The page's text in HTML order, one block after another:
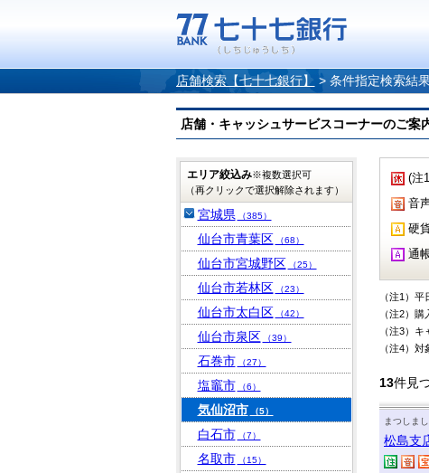
店舗検索【七十七銀行】 > 条件指定検索結
店舗・キャッシュサービスコーナーのご
(注
音
硬
通
（注1）
（注2）
（注3）
（注4）
13件見
まつしまし
松島支
エリア絞込み※複数選択可
（再クリックで選択解除されます）
宮城県 （385）
仙台市青葉区 （68）
仙台市宮城野区 （25）
仙台市若林区 （23）
仙台市太白区 （42）
仙台市泉区 （39）
石巻市 （27）
塩竈市 （6）
気仙沼市 （5）
白石市 （7）
名取市 （15）